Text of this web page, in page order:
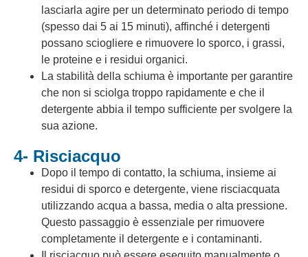
lasciarla agire per un determinato periodo di tempo
(spesso dai 5 ai 15 minuti), affinché i detergenti
possano sciogliere e rimuovere lo sporco, i grassi,
le proteine e i residui organici.
La stabilità della schiuma è importante per garantire
che non si sciolga troppo rapidamente e che il
detergente abbia il tempo sufficiente per svolgere la
sua azione.
4- Risciacquo
Dopo il tempo di contatto, la schiuma, insieme ai
residui di sporco e detergente, viene risciacquata
utilizzando acqua a bassa, media o alta pressione.
Questo passaggio è essenziale per rimuovere
completamente il detergente e i contaminanti.